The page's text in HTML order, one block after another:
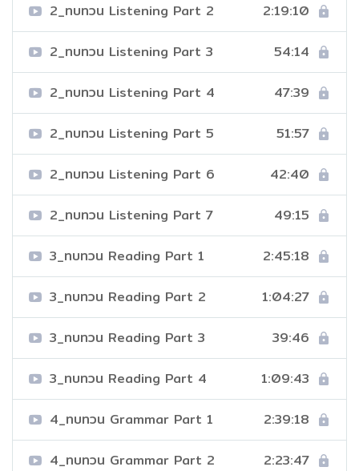
2_ทบทวน Listening Part 2 2:19:10
2_ทบทวน Listening Part 3 54:14
2_ทบทวน Listening Part 4 47:39
2_ทบทวน Listening Part 5 51:57
2_ทบทวน Listening Part 6 42:40
2_ทบทวน Listening Part 7 49:15
3_ทบทวน Reading Part 1 2:45:18
3_ทบทวน Reading Part 2 1:04:27
3_ทบทวน Reading Part 3 39:46
3_ทบทวน Reading Part 4 1:09:43
4_ทบทวน Grammar Part 1 2:39:18
4_ทบทวน Grammar Part 2 2:23:47